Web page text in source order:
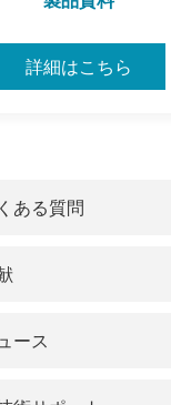
詳細はこちら
ある質問
ース